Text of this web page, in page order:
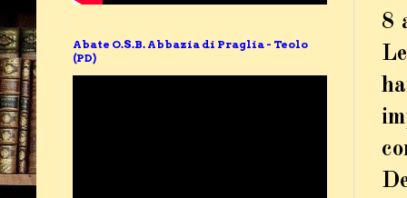
8
Abate O.S.B. Abbazia di Praglia - Teolo
(PD)